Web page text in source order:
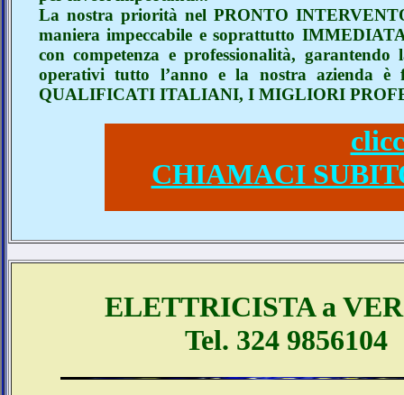
La nostra priorità nel PRONTO
maniera impeccabile e soprattutto
con competenza e professionalità,
operativi tutto l’anno e la nostra azienda è
QUALIFICATI ITALIANI, I MIGLIORI
CHIAMACI
ELETTRICISTA a
Tel. 324 9856104